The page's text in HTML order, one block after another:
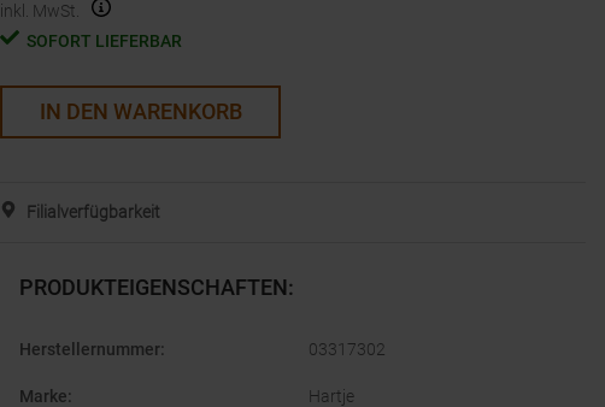
inkl. MwSt.
SOFORT LIEFERBAR
IN DEN WARENKORB
Filialverfügbarkeit
PRODUKTEIGENSCHAFTEN:
Herstellernummer: 03317302
Marke: Hartje